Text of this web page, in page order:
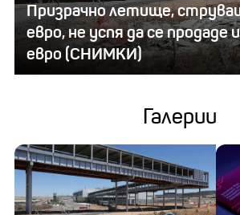
Призрачно летище,
евро, не успя да се продаде
евро (СНИМКИ)
Галерии